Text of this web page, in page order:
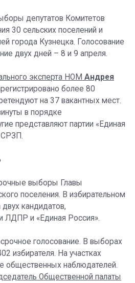
депутатов Комитетов
30 сельских поселений и
города Кузнецка. Голосование
двух дней – 8 и 9 апреля.
эксперта НОМ Андрея
более 80
на 37 вакантных мест.
в порядке
представляют партии «Единая
выборы Главы
поселения. В избирательном
кандидатов,
ЛДПР и «Единая Россия».
голосование. В выборах
избирателя. На участках
общественных наблюдателей.
Общественной палаты